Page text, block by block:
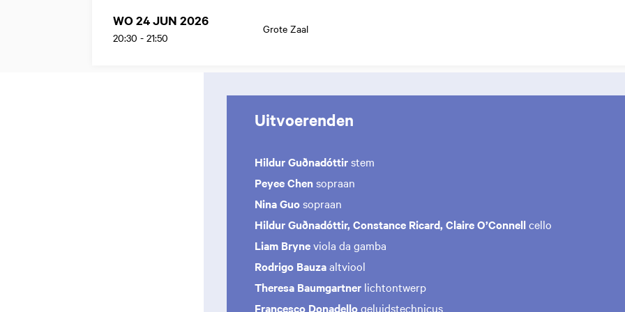
WO 24 JUN 2026
20:30 - 21:50
Grote Zaal
Uitvoerenden
Hildur Guðnadóttirstem
Peyee Chensopraan
Nina Guosopraan
Hildur Guðnadóttir, Constance Ricard, Claire O’Connellcello
Liam Bryneviola da gamba
Rodrigo Bauzaaltviool
Theresa Baumgartner lichtontwerp
Francesco Donadellogeluidstechnicus